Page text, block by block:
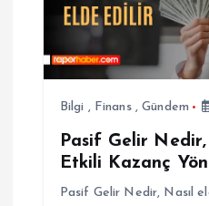
Bilgi , Finans,Gündem
Pasif Gelir
Etkili Kazanç
Pasif Gelir Nedir, Nasıl